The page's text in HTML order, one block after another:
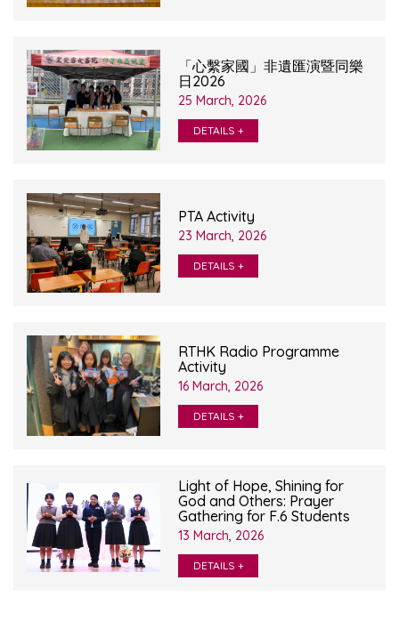
「心繫家國」非遺匯演暨同樂
日2026
25 March, 2026
DETAILS +
PTA Activity
23 March, 2026
DETAILS +
RTHK Radio Programme
Activity
16 March, 2026
DETAILS +
Light of Hope, Shining for
God and Others: Prayer
Gathering for F.6 Students
13 March, 2026
DETAILS +